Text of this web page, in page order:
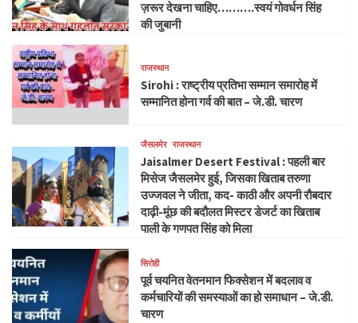
ज़रूर देखना चाहिए……….स्वयं गोवर्धन सिंह
की जुबानी
राजस्थान
Sirohi : राष्ट्रीय प्रतिभा सम्मान समारोह में
सम्मानित होना गर्व की बात – जे.डी. चारण
जैसलमेर राजस्थान
Jaisalmer Desert Festival : पहली बार
मिसेज जैसलमेर हुई, जिसका खिताब तरुणा
उज्जवल ने जीता, कद- काठी और अपनी रौबदार
दाढ़ी-मूंछ की बदौलत मिस्टर डेजर्ट का खिताब
पाली के गणपत सिंह को मिला
सिरोही
पूर्व चयनित वेतनमान फिक्सेशन में बदलाव व
कर्मचारियों की समस्याओं का हो समाधान – जे.डी.
चारण